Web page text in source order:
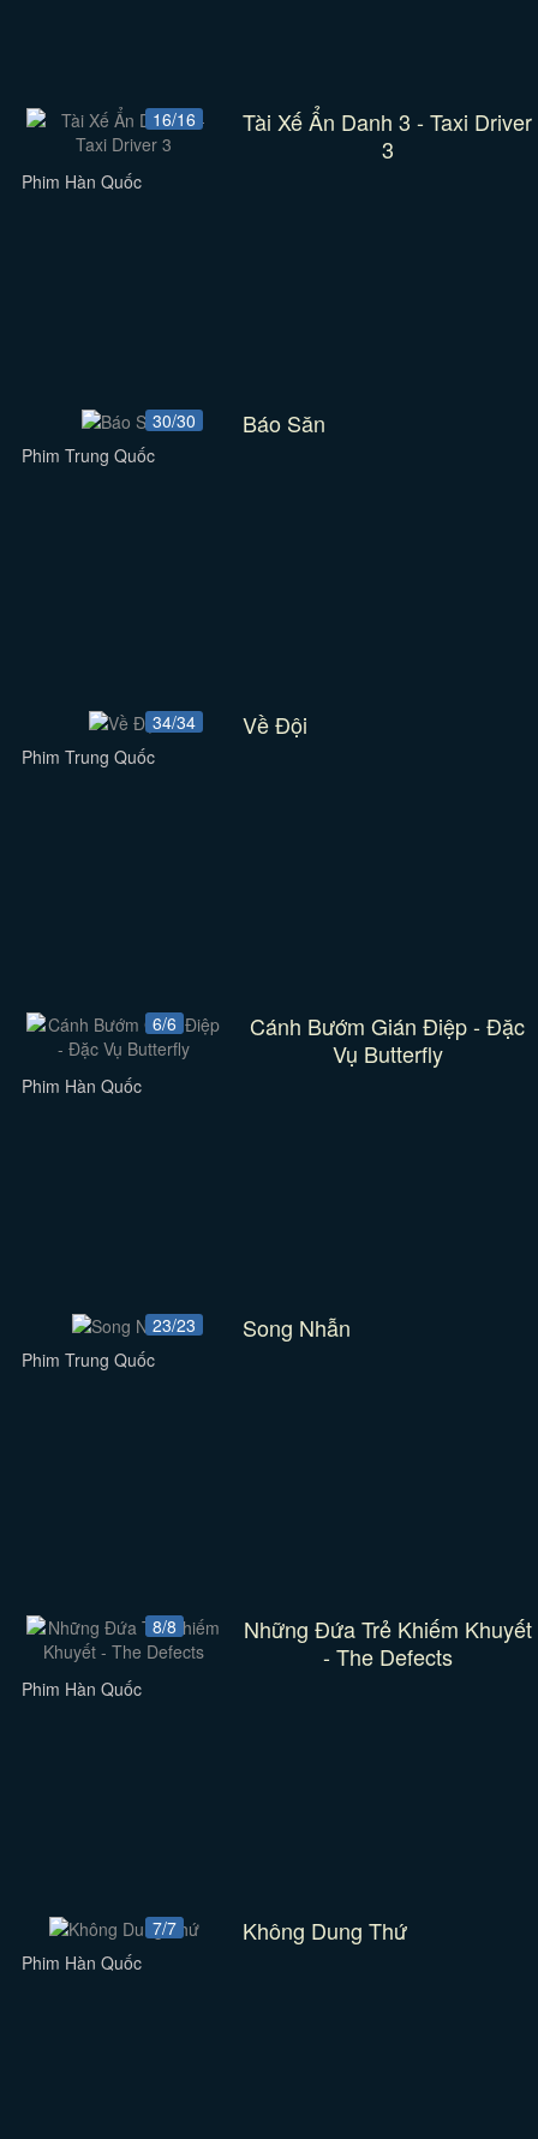
16/16
Tài Xế Ẩn Danh 3 - Taxi Driver
3
Phim Hàn Quốc
30/30 Báo Săn
Phim Trung Quốc
34/34 Về Đội
Phim Trung Quốc
6/6
Cánh Bướm Gián Điệp - Đặc
Vụ Butterfly
Phim Hàn Quốc
23/23 Song Nhẫn
Phim Trung Quốc
8/8
Những Đứa Trẻ Khiếm Khuyết
- The Defects
Phim Hàn Quốc
7/7 Không Dung Thứ
Phim Hàn Quốc